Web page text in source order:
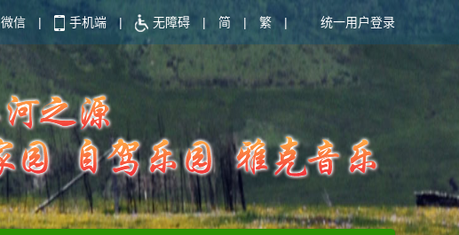
微信 | 手机端 | 无障碍 | 简 | 繁 | 统一用户登录